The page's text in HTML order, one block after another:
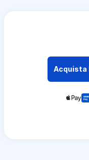
Acquista